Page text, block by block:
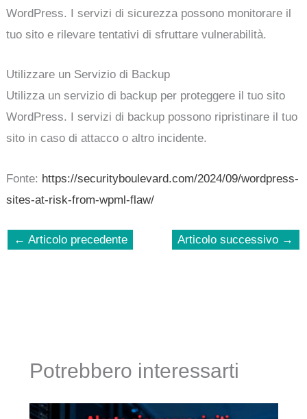
WordPress. I servizi di sicurezza possono monitorare il
tuo sito e rilevare tentativi di sfruttare vulnerabilità.
Utilizzare un Servizio di Backup
Utilizza un servizio di backup per proteggere il tuo sito
WordPress. I servizi di backup possono ripristinare il tuo
sito in caso di attacco o altro incidente.
Fonte: https://securityboulevard.com/2024/09/wordpress-
sites-at-risk-from-wpml-flaw/
← Articolo precedente Articolo successivo →
Potrebbero interessarti